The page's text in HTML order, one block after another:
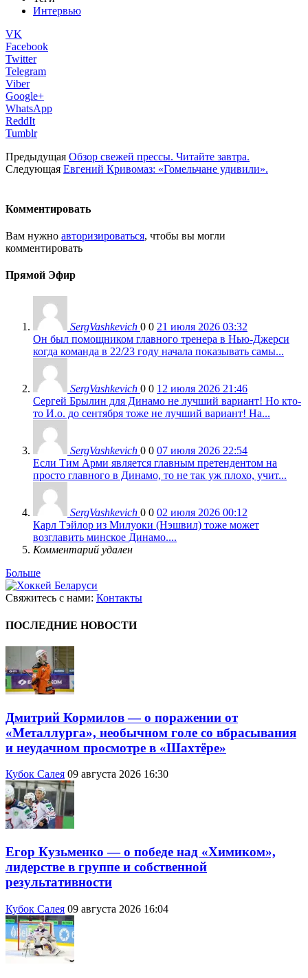
Интервью
VK
Facebook
Twitter
Telegram
Viber
Google+
WhatsApp
ReddIt
Tumblr
Предыдущая Обзор свежей прессы. Читайте завтра.
Следующая Евгений Кривомаз: «Гомельчане удивили».
Комментировать
Вам нужно авторизироваться, чтобы вы могли
комментировать
Прямой Эфир
SergVashkevich 0 0 21 июля 2026 03:32
Он был помощником главного тренера в Нью-Джерси
когда команда в 22/23 году начала показывать самы...
SergVashkevich 0 0 12 июля 2026 21:46
Сергей Брылин для Динамо не лучший вариант! Но кто-
то И.о. до сентября тоже не лучший вариант! На...
SergVashkevich 0 0 07 июля 2026 22:54
Если Тим Арми является главным претендентом на
просто главного в Динамо, то не так уж плохо, учит...
SergVashkevich 0 0 02 июля 2026 00:12
Карл Тэйлор из Милуоки (Нэшвил) тоже может
возглавить минское Динамо....
Комментарий удален
Больше
Свяжитесь с нами: Контакты
ПОСЛЕДНИЕ НОВОСТИ
Дмитрий Кормилов — о поражении от
«Металлурга», необычном голе со вбрасывания
и неудачном просмотре в «Шахтёре»
Кубок Салея 09 августа 2026 16:30
Егор Кузьменко — о победе над «Химиком»,
лидерстве в группе и собственной
результативности
Кубок Салея 09 августа 2026 16:04